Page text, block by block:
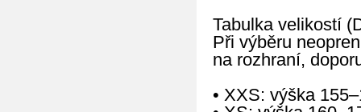
Tabulka velikostí
Při výběru
na rozhraní,
• XXS: výška